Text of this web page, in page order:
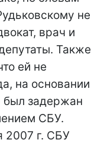
не
врач и
Также
ей не
на основании
был задержан
СБУ.
2007 г. СБУ